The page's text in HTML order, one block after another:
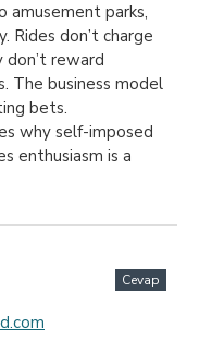
amusement parks,
Rides don’t charge
don’t reward
The business model
bets.
why self-imposed
enthusiasm is a
Cevap